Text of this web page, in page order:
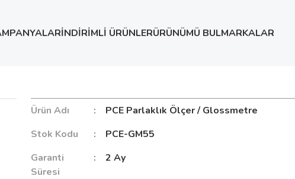
İNDİRİMLİ ÜRÜNLERÜRÜNÜMÜ BULMARKALAR
Ürün Adı
PCE Parlaklık Ölçer / Glossmetre
Stok Kodu
PCE-GM55
Garanti
Süresi
2 Ay